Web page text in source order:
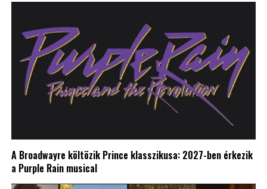
A Broadwayre költözik Prince klasszikusa: 2027-ben érkezik
a Purple Rain musical